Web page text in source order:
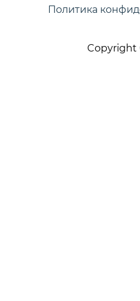
Политика
Copyright